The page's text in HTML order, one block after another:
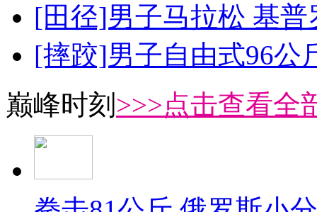
[田径]男子马拉松 基
[摔跤]男子自由式96公
巅峰时刻 >>>点击查看全